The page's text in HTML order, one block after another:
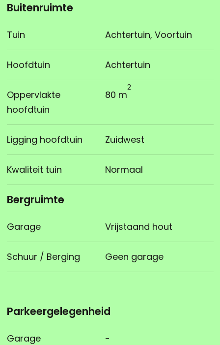
Buitenruimte
Tuin Achtertuin, Voortuin
Hoofdtuin Achtertuin
Oppervlakte
hoofdtuin
80 m
2
Ligging hoofdtuin Zuidwest
Kwaliteit tuin Normaal
Bergruimte
Garage Vrijstaand hout
Schuur / Berging Geen garage
Parkeergelegenheid
Garage -